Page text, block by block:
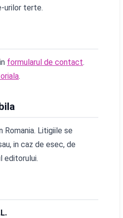
urilor terte.
formularul de contact.
.
Romania. Litigiile se
in caz de esec, de
editorului.